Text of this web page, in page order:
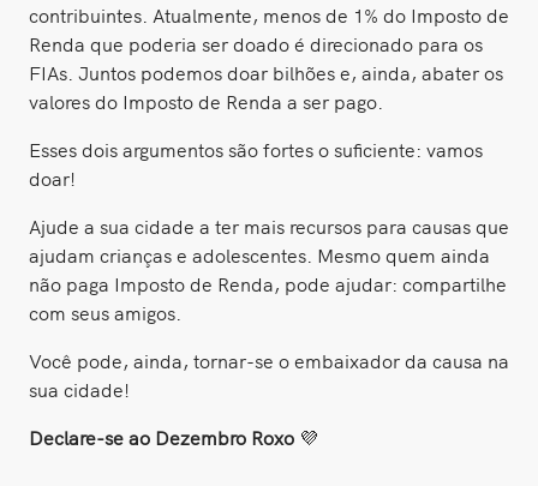
contribuintes. Atualmente, menos de 1% do Imposto de
Renda que poderia ser doado é direcionado para os
FIAs. Juntos podemos doar bilhões e, ainda, abater os
valores do Imposto de Renda a ser pago.
Esses dois argumentos são fortes o suficiente: vamos
doar!
Ajude a sua cidade a ter mais recursos para causas que
ajudam crianças e adolescentes. Mesmo quem ainda
não paga Imposto de Renda, pode ajudar: compartilhe
com seus amigos.
Você pode, ainda, tornar-se o embaixador da causa na
sua cidade!
Declare-se ao Dezembro Roxo 💜